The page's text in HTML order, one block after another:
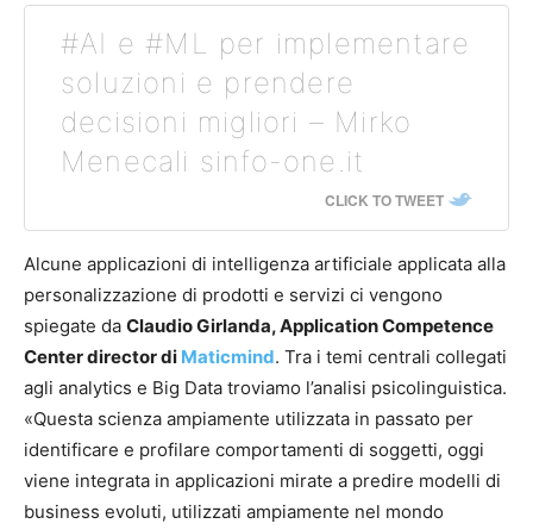
#AI e #ML per implementare
soluzioni e prendere
decisioni migliori – Mirko
Menecali sinfo-one.it
CLICK TO TWEET
Alcune applicazioni di intelligenza artificiale applicata alla
personalizzazione di prodotti e servizi ci vengono
spiegate da Claudio Girlanda, Application Competence
Center director di Maticmind. Tra i temi centrali collegati
agli analytics e Big Data troviamo l’analisi psicolinguistica.
«Questa scienza ampiamente utilizzata in passato per
identificare e profilare comportamenti di soggetti, oggi
viene integrata in applicazioni mirate a predire modelli di
business evoluti, utilizzati ampiamente nel mondo